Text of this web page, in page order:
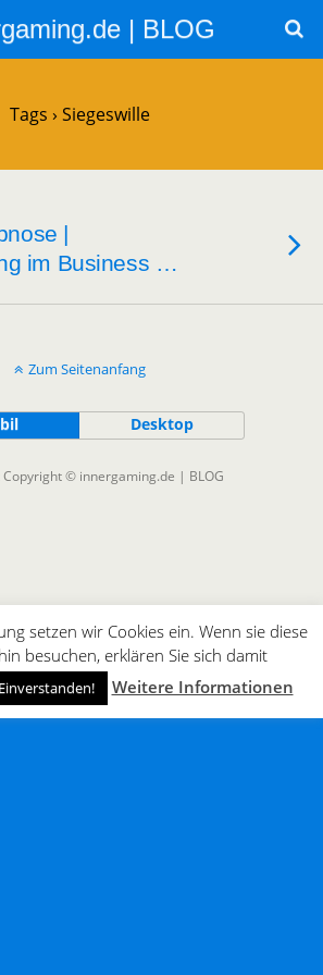
| BLOG
Tags › Siegeswille
|
im Business …
Zum Seitenanfang
Desktop
© innergaming.de | BLOG
setzen wir Cookies ein. Wenn sie diese
besuchen, erklären Sie sich damit
Einverstanden! Weitere Informationen